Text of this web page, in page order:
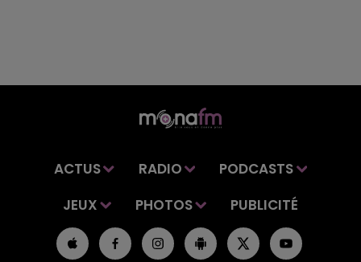
ACTUS RADIO
PODCASTS
JEUX
PHOTOS PUBLICITÉ